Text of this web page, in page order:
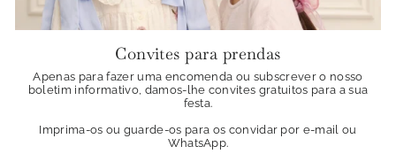
Convites para prendas
Apenas para fazer uma encomenda ou subscrever o nosso
boletim informativo, damos-lhe convites gratuitos para a sua
festa.
Imprima-os ou guarde-os para os convidar por e-mail ou
WhatsApp.